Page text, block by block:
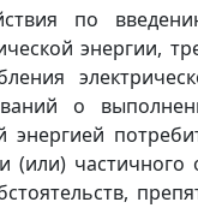
по
энергии,
о
(или)